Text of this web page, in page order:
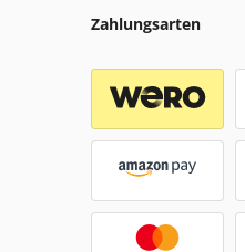
Zahlungsarten